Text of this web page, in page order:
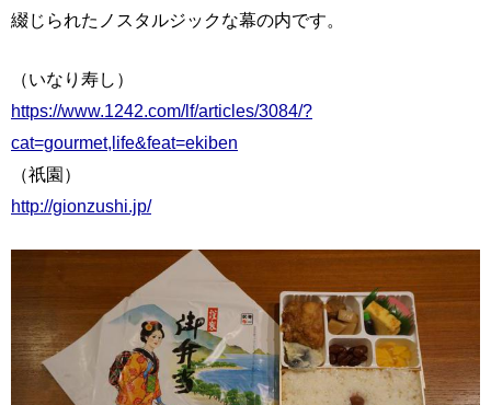
綴じられたノスタルジックな幕の内です。
（いなり寿し）
https://www.1242.com/lf/articles/3084/?
cat=gourmet,life&feat=ekiben
（祇園）
http://gionzushi.jp/